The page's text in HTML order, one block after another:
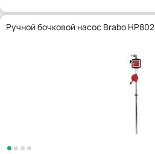
Ручной бочковой насос Brabo HP802